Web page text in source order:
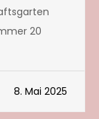
20
8. Mai 2025